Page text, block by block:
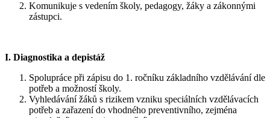
Komunikuje s vedením školy, pedagogy, žáky a zákonnými
zástupci.
I. Diagnostika a depistáž
Spolupráce při zápisu do 1. ročníku základního vzdělávání dle
potřeb a možností školy.
Vyhledávání žáků s rizikem vzniku speciálních vzdělávacích
potřeb a zařazení do vhodného preventivního, zejména